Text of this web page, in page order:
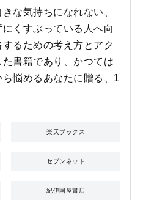
な気持ちになれない、
くすぶっている人へ向
るための考え方とアク
書籍であり、かつては
悩めるあなたに贈る、1
楽天ブックス
セブンネット
紀伊国屋書店